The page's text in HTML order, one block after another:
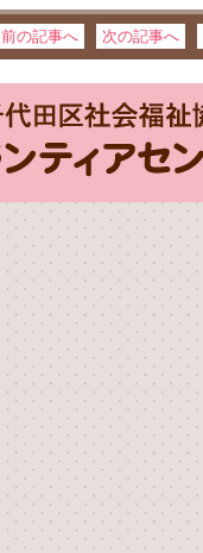
前の記事へ 次の記事へ